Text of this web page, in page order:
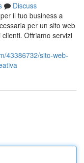
Discuss
il tuo business a
per un sito web
Offriamo servizi
43386732/sito-web-